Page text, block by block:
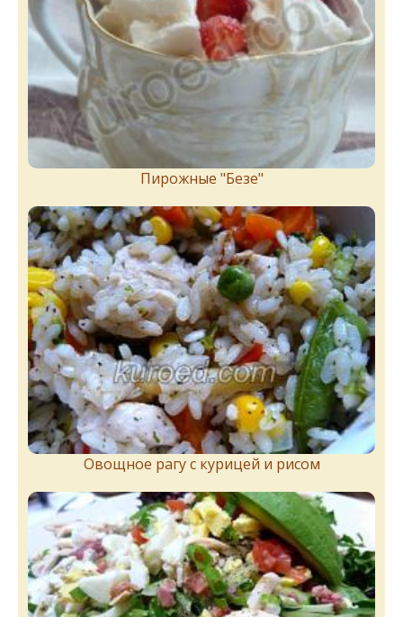
Пирожныe "Бeзe"
Овощное рагу с курицей и рисом